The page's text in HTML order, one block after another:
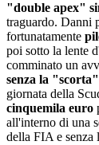
"double apex"
traguardo. Danni
fortunatamente
poi sotto la lente
comminato un
senza la "scorta"
giornata della
cinquemila euro
all'interno di una
della FIA e senza